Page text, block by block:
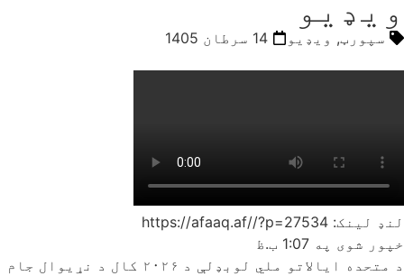
ویډیو
سپورټ, ویډیو 14 سرطان 1405
لنډ لینک: https://afaaq.af//?p=27534
خپور شوی په 1:07 ب.ظ
د متحده ایالاتو ملي لوبډلې د ۲۰۲۶ کال د نړیوال جام